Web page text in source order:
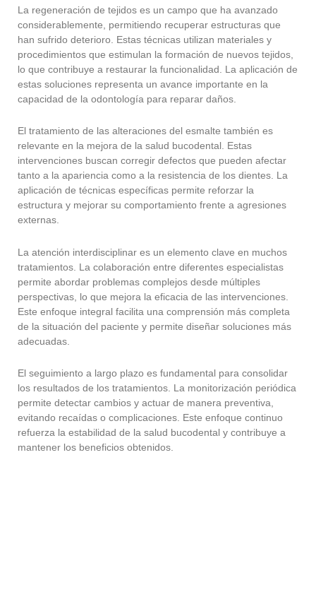
La regeneración de tejidos es un campo que ha avanzado
considerablemente, permitiendo recuperar estructuras que
han sufrido deterioro. Estas técnicas utilizan materiales y
procedimientos que estimulan la formación de nuevos tejidos,
lo que contribuye a restaurar la funcionalidad. La aplicación de
estas soluciones representa un avance importante en la
capacidad de la odontología para reparar daños.
El tratamiento de las alteraciones del esmalte también es
relevante en la mejora de la salud bucodental. Estas
intervenciones buscan corregir defectos que pueden afectar
tanto a la apariencia como a la resistencia de los dientes. La
aplicación de técnicas específicas permite reforzar la
estructura y mejorar su comportamiento frente a agresiones
externas.
La atención interdisciplinar es un elemento clave en muchos
tratamientos. La colaboración entre diferentes especialistas
permite abordar problemas complejos desde múltiples
perspectivas, lo que mejora la eficacia de las intervenciones.
Este enfoque integral facilita una comprensión más completa
de la situación del paciente y permite diseñar soluciones más
adecuadas.
El seguimiento a largo plazo es fundamental para consolidar
los resultados de los tratamientos. La monitorización periódica
permite detectar cambios y actuar de manera preventiva,
evitando recaídas o complicaciones. Este enfoque continuo
refuerza la estabilidad de la salud bucodental y contribuye a
mantener los beneficios obtenidos.